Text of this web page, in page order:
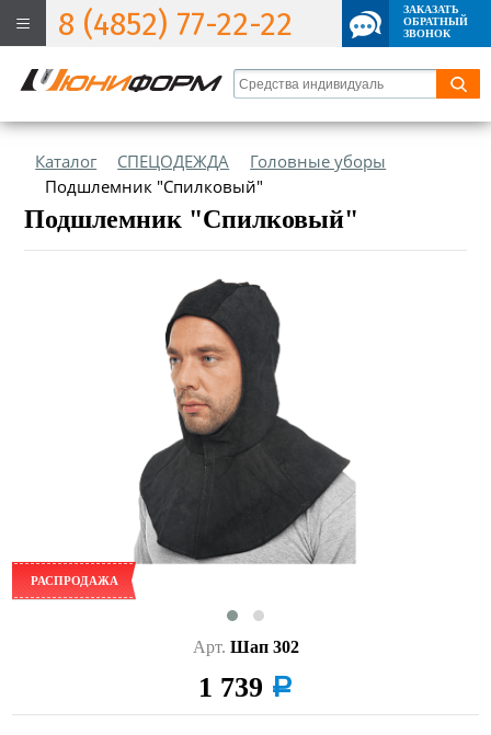
8 (4852) 77-22-22
ЗАКАЗАТЬ
ОБРАТНЫЙ
ЗВОНОК
Каталог СПЕЦОДЕЖДА
Головные уборы
Подшлемник "Спилковый"
Подшлемник "Спилковый"
РАСПРОДАЖА
Арт. Шап 302
1 739 a